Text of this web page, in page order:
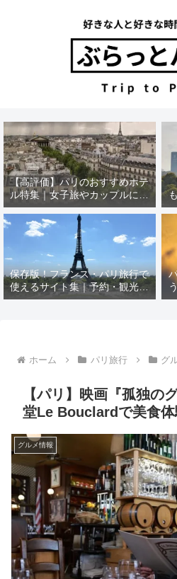
【高評価】パリのおすすめホテ
ル特集｜女子旅やカップルにぴ
ったり！
保存版！フランス・パリ旅行で
使えるサイト集｜予約・観光・
現地情報
ホーム パリ旅行 グ
【パリ】映画『孤独の
堂Le Bouclardで美食体
グルメ情報